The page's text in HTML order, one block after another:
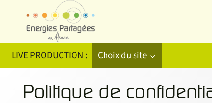
contenu
LIVE PRODUCTION : Choix du site
Politique de